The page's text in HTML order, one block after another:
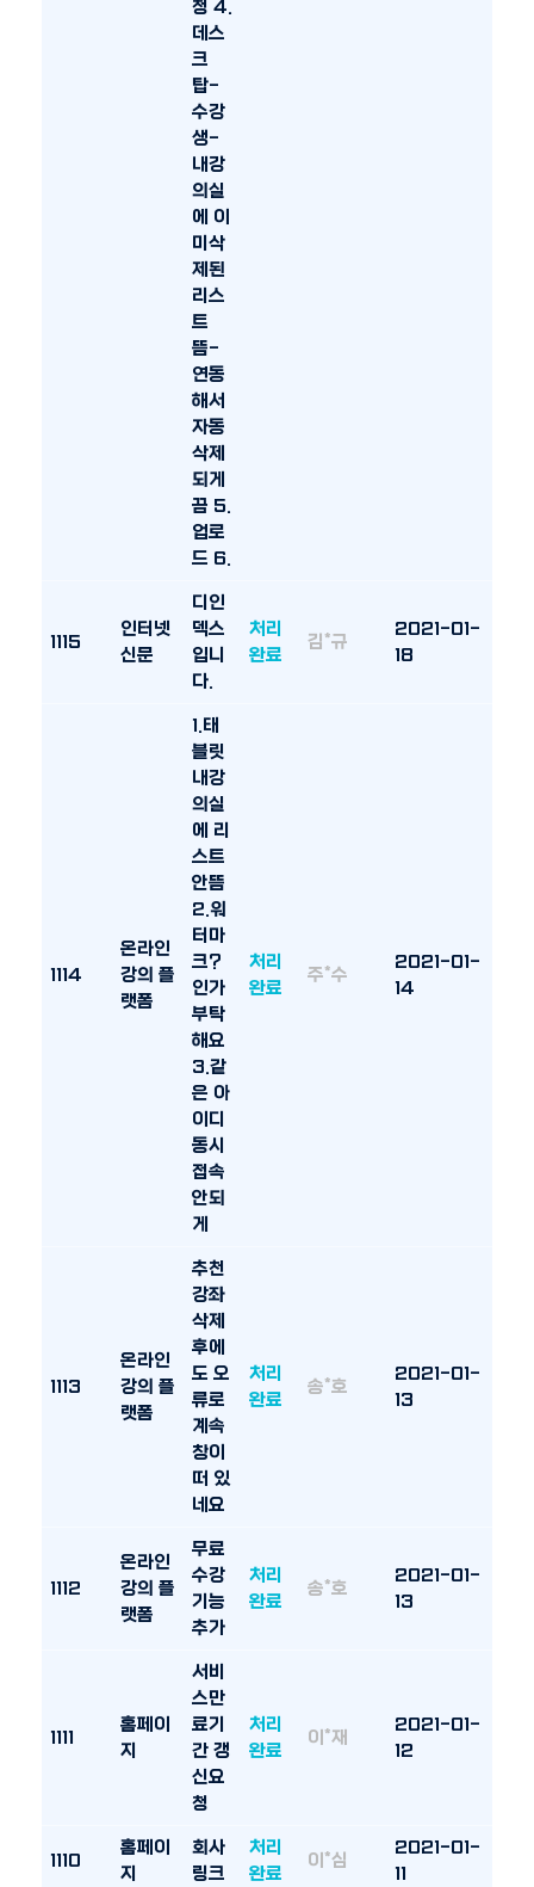
청 4.
데스
크
탑-
수강
생-
내강
의실
에 이
미삭
제된
리스
트
뜸-
연동
해서
자동
삭제
되게
끔 5.
업로
드 6.
1115
인터넷
신문
디인
덱스
입니
다.
처리
완료
김*규
2021-01-
18
1114
온라인
강의 플
랫폼
1.태
블릿
내강
의실
에 리
스트
안뜸
2.워
터마
크?
인가
부탁
해요
3.같
은 아
이디
동시
접속
안되
게
처리
완료
주*수
2021-01-
14
1113
온라인
강의 플
랫폼
추천
강좌
삭제
후에
도 오
류로
계속
창이
떠 있
네요
처리
완료
송*호
2021-01-
13
1112
온라인
강의 플
랫폼
무료
수강
기능
추가
처리
완료
송*호
2021-01-
13
1111
홈페이
지
서비
스만
료기
간 갱
신요
청
처리
완료
이*재
2021-01-
12
1110
홈페이
지
회사
링크
처리
완료
이*심
2021-01-
11